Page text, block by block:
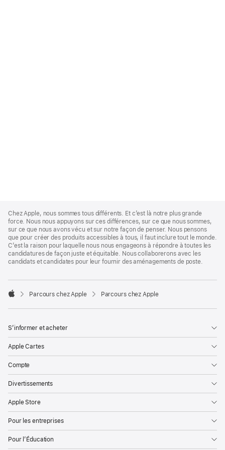
Footer
Chez Apple, nous sommes tous différents. Et c’est là notre plus grande
force. Nous nous appuyons sur ces différences, sur ce que nous sommes,
sur ce que nous avons vécu et sur notre façon de penser. Nous pensons
que pour créer des produits accessibles à tous, il faut inclure tout le monde.
C’est la raison pour laquelle nous nous engageons à répondre à toutes les
candidatures de façon juste et équitable. Nous collaborerons avec les
candidats et candidates pour leur fournir des aménagements de poste.

Parcours chez Apple Parcours chez Apple
S’informer et acheter
Apple Cartes
Compte
Divertissements
Apple Store
Pour les entreprises
Pour l’Éducation